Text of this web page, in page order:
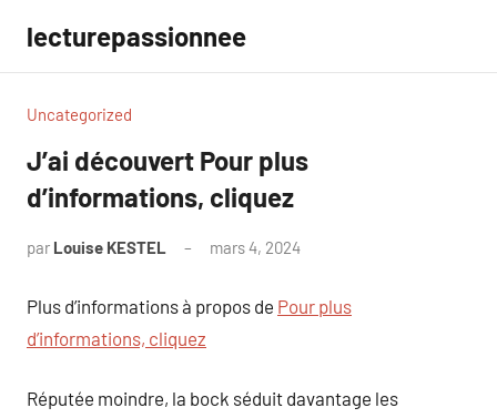
contenu
lecturepassionnee
Uncategorized
J’ai découvert Pour plus
d’informations, cliquez
par Louise KESTEL mars 4, 2024
Plus d’informations à propos de Pour plus
d’informations, cliquez
Réputée moindre, la bock séduit davantage les